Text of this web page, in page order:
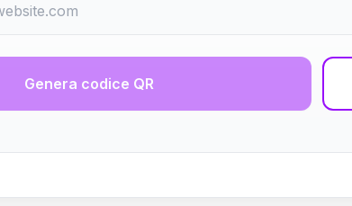
Genera codice QR